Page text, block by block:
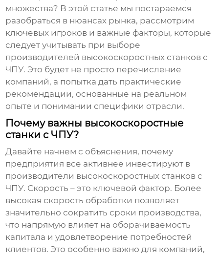
множества? В этой статье мы постараемся
разобраться в нюансах рынка, рассмотрим
ключевых игроков и важные факторы, которые
следует учитывать при выборе
производителей высокоскоростных станков с
ЧПУ. Это будет не просто перечисление
компаний, а попытка дать практические
рекомендации, основанные на реальном
опыте и понимании специфики отрасли.
Почему важны высокоскоростные
станки с ЧПУ?
Давайте начнем с объяснения, почему
предприятия все активнее инвестируют в
производители высокоскоростных станков с
ЧПУ. Скорость – это ключевой фактор. Более
высокая скорость обработки позволяет
значительно сократить сроки производства,
что напрямую влияет на оборачиваемость
капитала и удовлетворение потребностей
клиентов. Это особенно важно для компаний,